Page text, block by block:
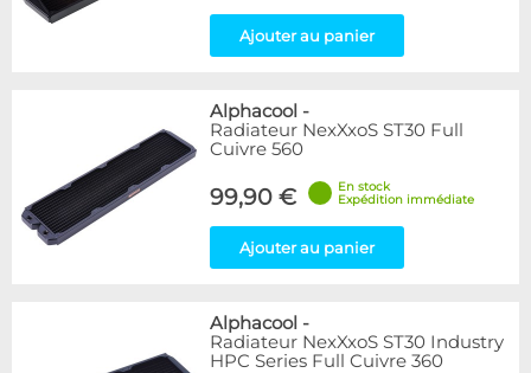
Ajouter au panier
Alphacool -
Radiateur NexXxoS ST30 Full
Cuivre 560
99,90 €
En stock
Expédition immédiate
Ajouter au panier
Alphacool -
Radiateur NexXxoS ST30 Industry
HPC Series Full Cuivre 360